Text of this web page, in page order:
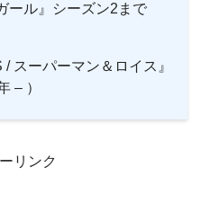
ール』シーズン2まで
/ スーパーマン＆ロイス』
– ）
リンク